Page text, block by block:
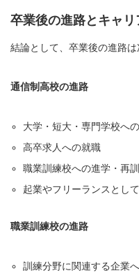
卒業後の進路とキャ
結論として、卒業後の進路は
通信制高校の進路
大学・短大・専門学校へ
高卒求人への就職
職業訓練校への進学・再
起業やフリーランスとし
職業訓練校の進路
訓練分野に関連する企業